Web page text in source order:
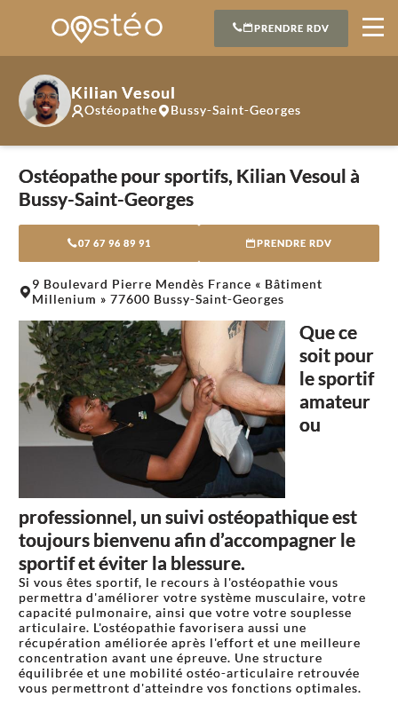
PRENDRE RDV
Kilian Vesoul
Ostéopathe Bussy-Saint-Georges
Ostéopathe pour sportifs, Kilian Vesoul à
Bussy-Saint-Georges
07 67 96 89 91 PRENDRE RDV
+
−
9 Boulevard Pierre Mendès France « Bâtiment
Millenium » 77600 Bussy-Saint-Georges
Que ce
soit pour
le sportif
amateur
ou
professionnel, un suivi ostéopathique est
toujours bienvenu afin d’accompagner le
sportif et éviter la blessure.
Si vous êtes sportif, le recours à l'ostéopathie vous
permettra d'améliorer votre système musculaire, votre
capacité pulmonaire, ainsi que votre votre souplesse
articulaire. L'ostéopathie favorisera aussi une
récupération améliorée après l'effort et une meilleure
concentration avant une épreuve. Une structure
équilibrée et une mobilité ostéo-articulaire retrouvée
vous permettront d'atteindre vos fonctions optimales.